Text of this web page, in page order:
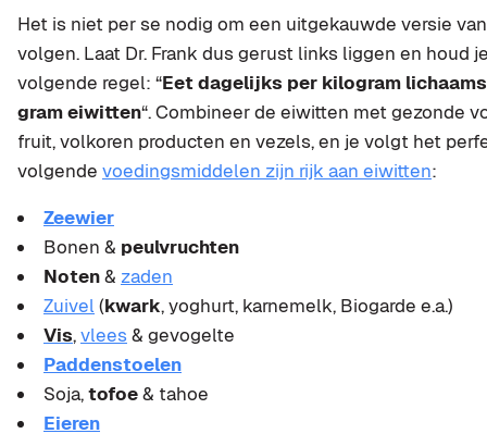
Het is niet per se nodig om een uitgekauwde versie
volgen. Laat Dr. Frank dus gerust links liggen en houd
volgende regel: “Eet dagelijks per kilogram
gram eiwitten“. Combineer de eiwitten met gezonde
fruit, volkoren producten en vezels, en je volgt het
volgende voedingsmiddelen zijn rijk aan eiwitten:
Zeewier
Bonen & peulvruchten
Noten& zaden
Zuivel(kwark, yoghurt, karnemelk, Biogarde e.a.)
Vis,vlees & gevogelte
Paddenstoelen
Soja,tofoe& tahoe
Eieren